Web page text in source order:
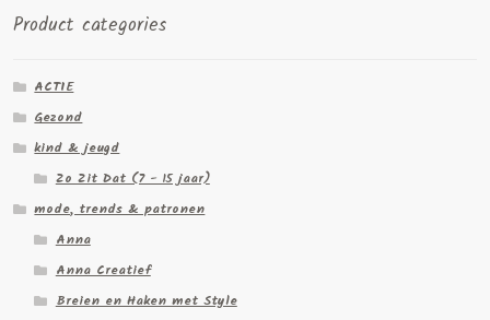
Product categories
ACTIE
Gezond
kind & jeugd
Zo Zit Dat (7 - 15 jaar)
mode, trends & patronen
Anna
Anna Creatief
Breien en Haken met Style